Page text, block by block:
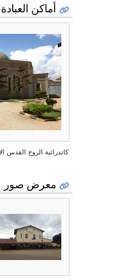
أماكن العبادة
كاتدرائية الروح القدس
معرض صور